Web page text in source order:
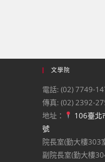
文學院
電話: (02) 7749-
傳真: (02) 2392-
地址：
106臺北
號
院長室(勤大樓303
副院長室(勤大樓